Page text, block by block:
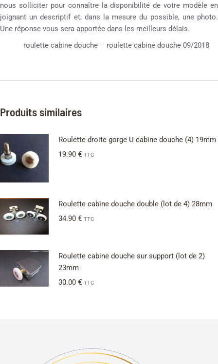
nous solliciter pour connaître la disponibilité de votre modèle en
joignant un descriptif et, dans la mesure du possible, une photo.
Une réponse vous sera apportée dans les meilleurs délais.
roulette cabine douche – roulette cabine douche 09/2018
Produits similaires
Roulette droite gorge U cabine douche (4) 19mm
19.90 € TTC
Roulette cabine douche double (lot de 4) 28mm
34.90 € TTC
Roulette cabine douche sur support (lot de 2)
23mm
30.00 € TTC